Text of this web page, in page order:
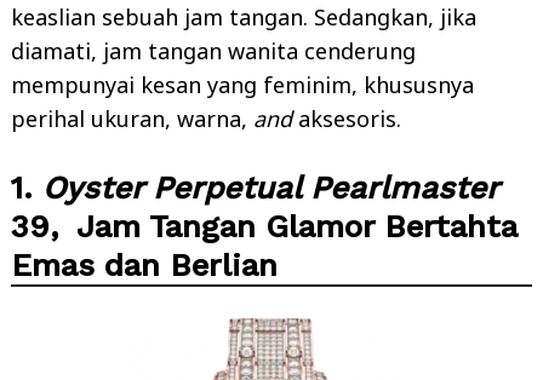
keaslian sebuah jam tangan. Sedangkan, jika
diamati, jam tangan wanita cenderung
mempunyai kesan yang feminim, khususnya
perihal ukuran, warna, andaksesoris.
1. Oyster Perpetual Pearlmaster
39, Jam Tangan Glamor Bertahta
Emas dan Berlian